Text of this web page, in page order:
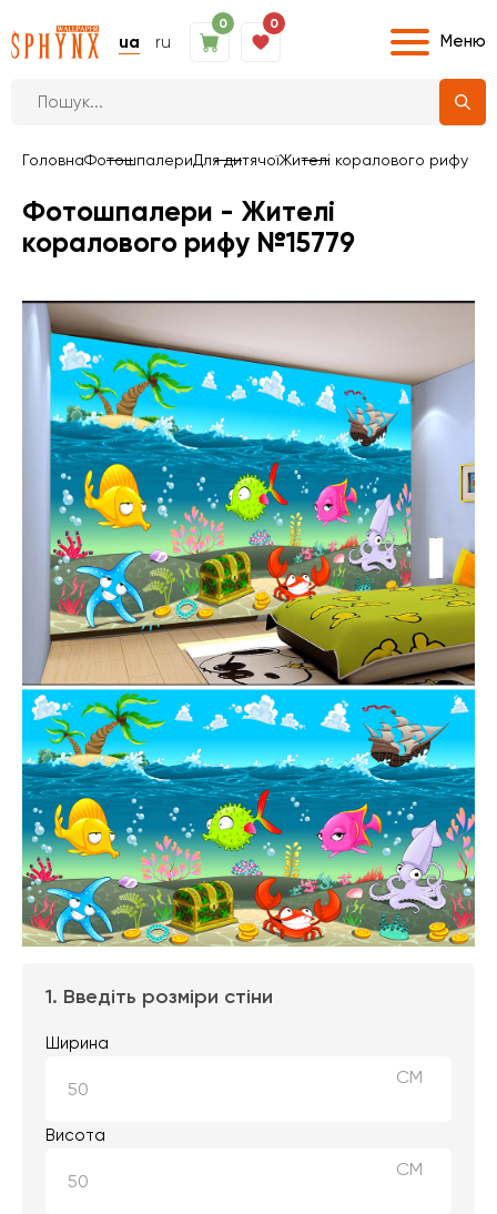
ua ru
0 0
Меню
ГоловнаФотошпалериДля дитячоїЖителі коралового рифу
Фотошпалери - Жителі
коралового рифу №15779
1. Введіть розміри стіни
Ширина
СМ
Висота
СМ